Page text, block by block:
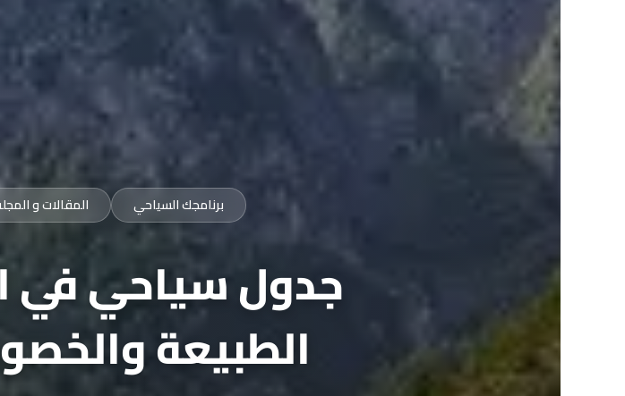
برنامجك السياحي المقالات و
جدول سياحي في
الطبيعة